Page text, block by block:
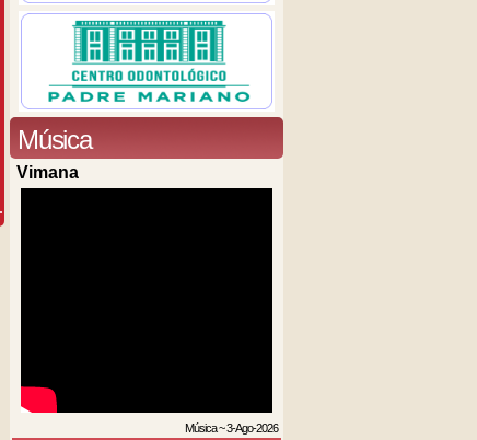
Música
Vimana
Música~3-Ago-2026